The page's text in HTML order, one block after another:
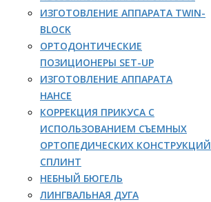
ИЗГОТОВЛЕНИЕ АППАРАТА TWIN-
BLOCK
ОРТОДОНТИЧЕСКИЕ
ПОЗИЦИОНЕРЫ SET-UP
ИЗГОТОВЛЕНИЕ АППАРАТА
НАНСЕ
КОРРЕКЦИЯ ПРИКУСА С
ИСПОЛЬЗОВАНИЕМ СЪЕМНЫХ
ОРТОПЕДИЧЕСКИХ КОНСТРУКЦИЙ
СПЛИНТ
НЕБНЫЙ БЮГЕЛЬ
ЛИНГВАЛЬНАЯ ДУГА